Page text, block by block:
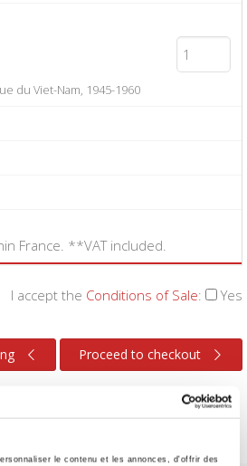
le contenu et les annonces, d'offrir des
du Viet-Nam, 1945-1960
France. **VAT included.
I accept the Conditions of Sale: Yes
Proceed to checkout